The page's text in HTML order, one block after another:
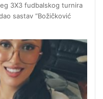
3X3 fudbalskog turnira
sastav “Božičković